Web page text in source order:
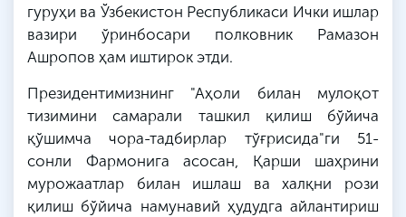
гуруҳи ва Ўзбекистон Республикаси Ички ишлар
вазири ўринбосари полковник Рамазон
Ашропов ҳам иштирок этди.
Президентимизнинг "Аҳоли билан мулоқот
тизимини самарали ташкил қилиш бўйича
қўшимча чора-тадбирлар тўғрисида"ги 51-
сонли Фармонига асосан, Қарши шаҳрини
мурожаатлар билан ишлаш ва халқни рози
қилиш бўйича намунавий ҳудудга айлантириш